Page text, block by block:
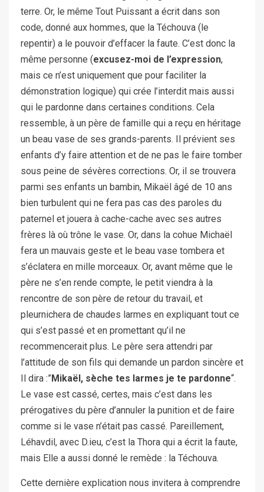
terre. Or, le même Tout Puissant a écrit dans son
code, donné aux hommes, que la Téchouva (le
repentir) a le pouvoir d’effacer la faute. C’est donc la
même personne (excusez-moi de l’expression,
mais ce n’est uniquement que pour faciliter la
démonstration logique) qui crée l’interdit mais aussi
qui le pardonne dans certaines conditions. Cela
ressemble, à un père de famille qui a reçu en héritage
un beau vase de ses grands-parents. Il prévient ses
enfants d’y faire attention et de ne pas le faire tomber
sous peine de sévères corrections. Or, il se trouvera
parmi ses enfants un bambin, Mikaël âgé de 10 ans
bien turbulent qui ne fera pas cas des paroles du
paternel et jouera à cache-cache avec ses autres
frères là où trône le vase. Or, dans la cohue Michaël
fera un mauvais geste et le beau vase tombera et
s’éclatera en mille morceaux. Or, avant même que le
père ne s’en rende compte, le petit viendra à la
rencontre de son père de retour du travail, et
pleurnichera de chaudes larmes en expliquant tout ce
qui s’est passé et en promettant qu’il ne
recommencerait plus. Le père sera attendri par
l’attitude de son fils qui demande un pardon sincère et
Il dira :”Mikaël, sèche tes larmes je te pardonne“.
Le vase est cassé, certes, mais c’est dans les
prérogatives du père d’annuler la punition et de faire
comme si le vase n’était pas cassé. Pareillement,
Léhavdil, avec D.ieu, c’est la Thora qui a écrit la faute,
mais Elle a aussi donné le remède : la Téchouva.
Cette dernière explication nous invitera à comprendre